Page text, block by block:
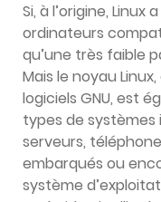
Si, à l’origine,
ordinateurs
qu’une très faible
Mais le noyau
logiciels GNU, est
types de
serveurs,
embarqués ou
système